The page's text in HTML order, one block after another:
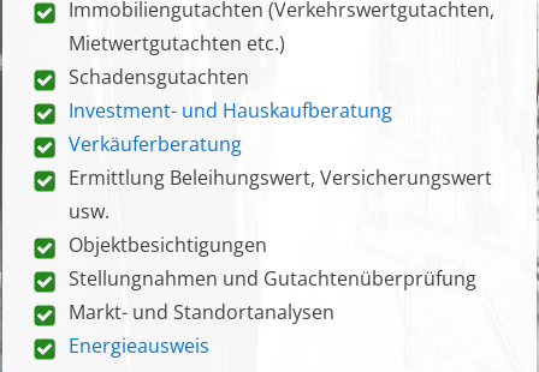
Immobiliengutachten (Verkehrswertgutachten,
Mietwertgutachten etc.)
Schadensgutachten
Investment- und Hauskaufberatung
Verkäuferberatung
Ermittlung Beleihungswert, Versicherungswert
usw.
Objektbesichtigungen
Stellungnahmen und Gutachtenüberprüfung
Markt- und Standortanalysen
Energieausweis